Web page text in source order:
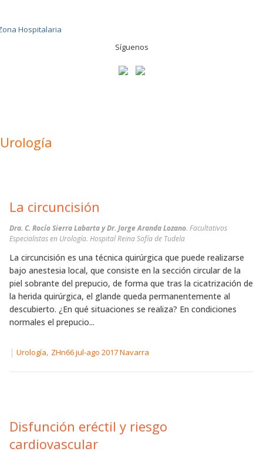
Síguenos
Urología
La circuncisión
Dra. C. Rocío Sierra Labarta y Dr. Jorge Aranda Lozano. Facultativos
Especialistas en Urología. Hospital Reina Sofía de Tudela
La circuncisión es una técnica quirúrgica que puede realizarse
bajo anestesia local, que consiste en la sección circular de la
piel sobrante del prepucio, de forma que tras la cicatrización de
la herida quirúrgica, el glande queda permanentemente al
descubierto. ¿En qué situaciones se realiza? En condiciones
normales el prepucio...
| Urología, ZHn66 jul-ago 2017 Navarra
Disfunción eréctil y riesgo
cardiovascular